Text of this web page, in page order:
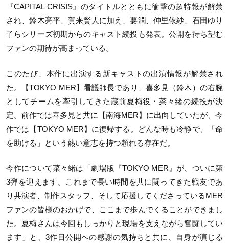
『CAPITAL CRISIS』のタイトルとともに衝撃の超特報が解禁
され、鈴木亮平、賀来賢人に加え、要潤、仲里依紗、石田ゆり
子らシリーズ初期からのキャスト続投も発表。公開を待ち望む
ファンの期待が高まっている。
このたび、本作に出演する新キャストの出演情報が解禁され
た。【TOKYO MER】看護師長であり、喜多見（鈴木）の右腕
としてチームを牽引してきた蔵前夏梅役・菜々緒の続投が決
定。前作では喜多見と共に【南海MER】に出向していたが、今
作では【TOKYO MER】に復帰する。どんな時も冷静で、「命
を助ける」という熱い意志を持つ頼れる存在だ。
今作について菜々緒は「劇場版『TOKYO MER』が、ついに第
3弾を迎えます。これまで長い時間を共に闘ってきた戦友であ
り共演者、制作スタッフ、そして応援してくださっているMER
ファンの皆様のおかげで、ここまで歩んでくることができまし
た。夏梅さんは今回もしっかりと現場を支えながら奮闘してい
ます」と、3作目公開への感謝の気持ちと共に、自身が演じる